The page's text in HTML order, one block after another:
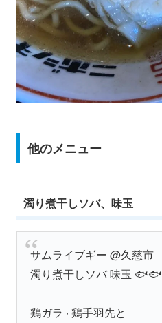
他のメニュー
濁り煮干しソバ、味玉
サムライブギー @久慈市
濁り煮干しソバ 味玉 🐟🐟
鶏ガラ · 鶏手羽先と